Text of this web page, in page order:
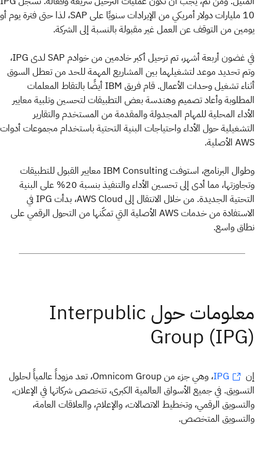
10 مليارات دولار أمريكي من الإيرادات سنويًا على SAP، لذا حتى فترة يوم أو
يومين من التوقف عن العمل غير مقبولة بالنسبة إلى الشركة.
في غضون أربعة أشهر، تم ترحيل أكبر خادمين من خوادم SAP لدى IPG،
وتم تحديد موعد لتشغيلهما بين المشاريع المهمة للحد من تعطل السوق
أثناء تشغيل وحدات الأعمال. قام فريق IBM أيضًا بالتقاط المعلمات
المطلوبة وأعاد تصميم وهندسة بعض التطبيقات لتحسين وتلبية معايير
الأداء المحلية للمهام المجدولة والمقدمة من المستخدم والتقارير
التشغيلية حول الأداء واحتياجات البنية التحتية باستخدام مجموعات أدوات
AWS الأصلية.
وطوال البرنامج، استوفت IBM Consulting معايير القبول للتطبيقات
وتجاوزتها، مما أدى إلى تحسين الأداء والتنفيذ بنسبة 20% على البنية
التحتية الجديدة. من خلال الانتقال إلى AWS Cloud، بدأت IPG في
الاستفادة من خدمات AWS الأصلية التي تمكّنها من التحول الرقمي على
نطاق واسع.
إن IPG
، وهي جزء من Omnicom Group، تعد مزوداً عالمياً لحلول
التسويق. في جميع الأسواق العالمية الكبرى، تتخصص شركاتها في الإعلان،
والتسويق الرقمي، وتخطيط الاتصالات، والإعلام، والعلاقات العامة،
والتسويق المتخصص.